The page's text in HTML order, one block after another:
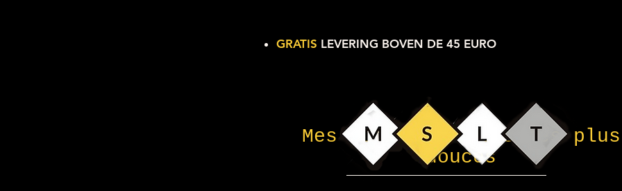
GRATIS LEVERING BOVEN DE 45 EURO
Mes petites choses les plus
douces